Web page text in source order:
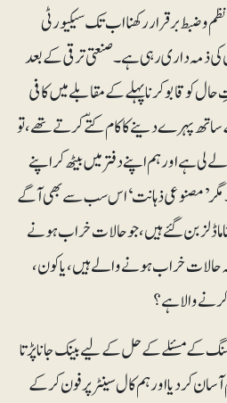
و ضبط برقرار رکھنا اب تک سیکیورٹی
کی ذمہ داری رہی ہے۔ صنعتی ترقی کے بعد
کو قابو کرنا پہلے کے مقابلے میں کافی
پہرے دینے کا کام کتّے کرتے تھے، تو
ہے اور ہم اپنے دفتر میں بیٹھ کر اپنے
مگر ’مصنوعی ذہانت‘ اس سب سے بھی آگے
ماڈلز بن گئے ہیں، جو حالات خراب ہونے
حالات خراب ہونے والے ہیں، یا کون،
والا ہے؟
کے مسئلے کے حل کے لیے بینک جانا پڑتا
آسان کردیا اور ہم کال سینٹر پر فون کرکے